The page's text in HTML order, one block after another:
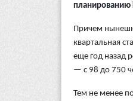
планированию
Причем
квартальная
еще год назад
— с 98 до 750
Тем не менее